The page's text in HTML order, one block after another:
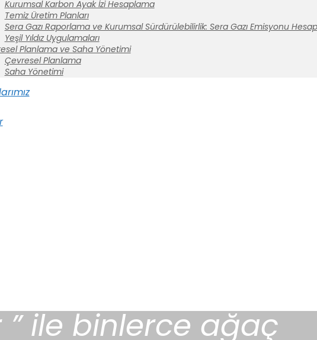
Kurumsal Karbon Ayak İzi Hesaplama
Temiz Üretim Planları
Sera Gazı Raporlama ve Kurumsal Sürdürülebilirlik: Sera Gazı Emisyonu
Yeşil Yıldız Uygulamaları
Planlama ve Saha Yönetimi
Çevresel Planlama
Saha Yönetimi
” ile binlerce ağaç